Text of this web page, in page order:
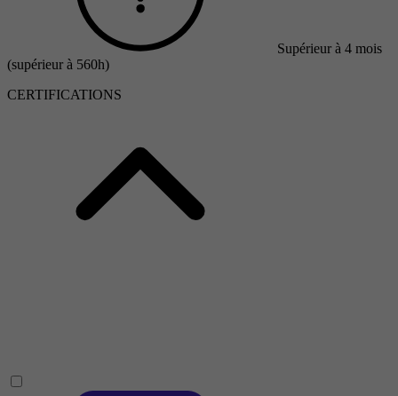
Supérieur à 4 mois
(supérieur à 560h)
CERTIFICATIONS